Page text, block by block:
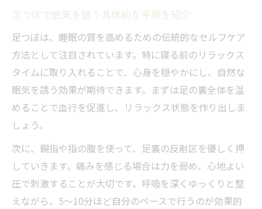
足つぼで眠気を誘う具体的な手順を紹介
足つぼは、睡眠の質を高めるための伝統的なセルフケア
方法として注目されています。特に寝る前のリラックス
タイムに取り入れることで、心身を穏やかにし、自然な
眠気を誘う効果が期待できます。まずは足の裏全体を温
めることで血行を促進し、リラックス状態を作り出しま
しょう。
次に、親指や指の腹を使って、足裏の反射区を優しく押
していきます。痛みを感じる場合は力を弱め、心地よい
圧で刺激することが大切です。呼吸を深くゆっくりと整
えながら、5～10分ほど自分のペースで行うのが効果的